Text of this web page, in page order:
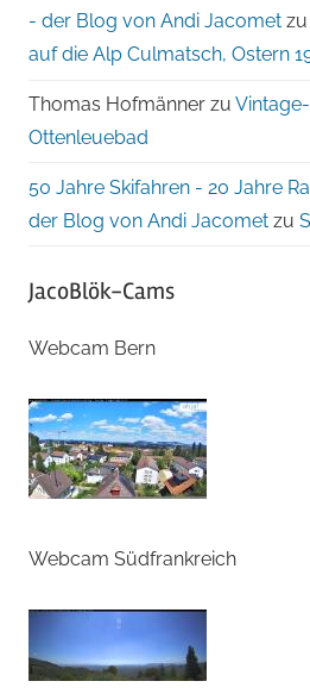
- der Blog von Andi Jacomet zu
auf die Alp Culmatsch, Ostern
Thomas Hofmänner zu
Ottenleuebad
50 Jahre Skifahren - 20 Jahre
der Blog von Andi Jacomet zu
JacoBlök-Cams
Webcam Bern
Webcam Südfrankreich